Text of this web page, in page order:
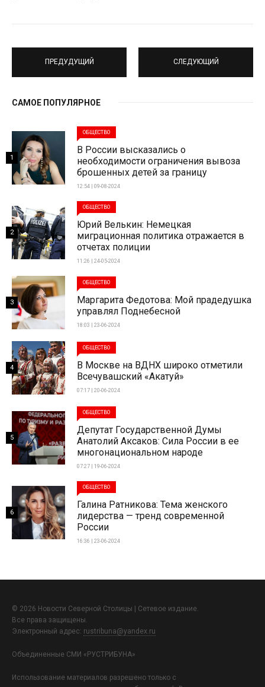
ПРЕДУДУЩИЙ СЛЕДУЮЩИЙ
САМОЕ ПОПУЛЯРНОЕ
ОБЩЕСТВО
В России высказались о
необходимости ограничения вывоза
брошенных детей за границу
12:54 | 09-08-2024
1
ОБЩЕСТВО
Юрий Велькин: Немецкая
миграционная политика отражается в
отчетах полиции
11:26 | 24-05-2024
2
ОБЩЕСТВО
Маргарита Федотова: Мой прадедушка
управлял Поднебесной
18:03 | 23-06-2024
3
ОБЩЕСТВО
В Москве на ВДНХ широко отметили
Всечувашский «Акатуй»
07:17 | 20-06-2024
4
ОБЩЕСТВО
Депутат Государственной Думы
Анатолий Аксаков: Сила России в ее
многонациональном народе
07:27 | 19-06-2024
5
ОБЩЕСТВО
Галина Ратникова: Тема женского
лидерства — тренд современной
России
16:36 | 23-06-2024
6
© 2026 Новости Северной Столицы | Сетевое издание.
Все права защищены.
Электронный адрес: rustribuna@yandex.ru
Объединенные СМИ «РУСТРИБУНА»
Использование материалов разрешено только с